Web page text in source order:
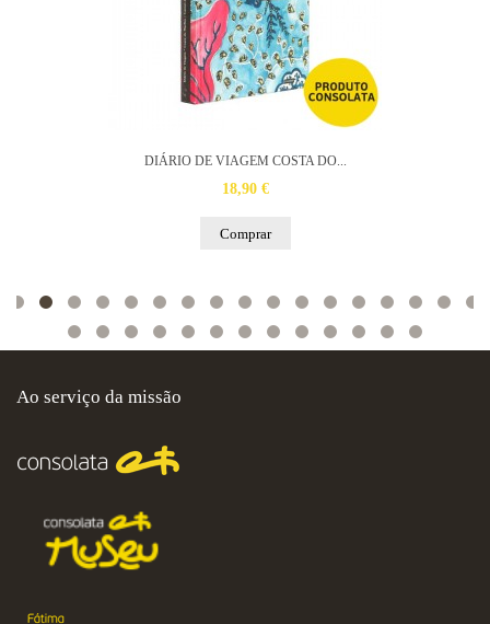
DIÁRIO DE VIAGEM COSTA DO...
18,90 €
Comprar
Ao serviço da missão